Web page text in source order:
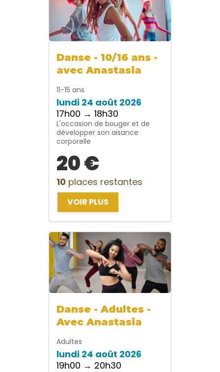
Danse - 10/16 ans -
avec Anastasia
11-15 ans
lundi 24 août 2026
17h00 → 18h30
L'occasion de bouger et de
développer son aisance
corporelle
20 €
10 places restantes
VOIR PLUS
Danse - Adultes -
Avec Anastasia
Adultes
lundi 24 août 2026
19h00 → 20h30